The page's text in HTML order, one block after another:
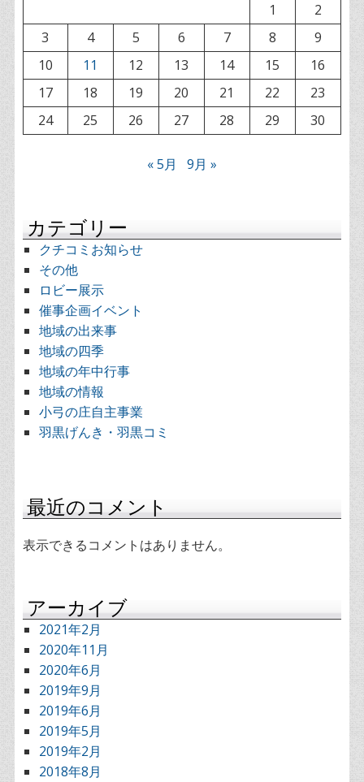
1
2
3
4 5 6 7 8
9
10
11 12 13 14 15
16
17
18 19 20 21 22
23
24
25 26 27 28 29 30
« 5月 9月 »
カテゴリー
クチコミお知らせ
その他
ロビー展示
催事企画イベント
地域の出来事
地域の四季
地域の年中行事
地域の情報
小弓の庄自主事業
羽黒げんき・羽黒コミ
最近のコメント
表示できるコメントはありません。
アーカイブ
2021年2月
2020年11月
2020年6月
2019年9月
2019年6月
2019年5月
2019年2月
2018年8月